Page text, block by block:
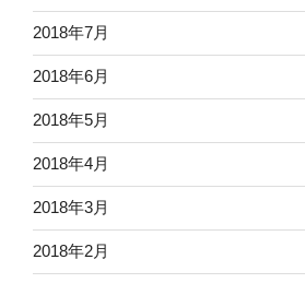
2018年7月
2018年6月
2018年5月
2018年4月
2018年3月
2018年2月